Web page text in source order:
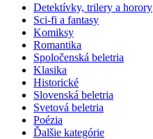
Detektívky, trilery a horory
Sci-fi a fantasy
Komiksy
Romantika
Spoločenská beletria
Klasika
Historické
Slovenská beletria
Svetová beletria
Poézia
Ďalšie kategórie